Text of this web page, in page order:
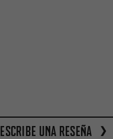
escribe una reseña